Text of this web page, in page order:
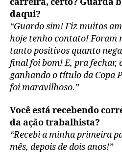
daqui?
“Guardo sim! Fiz muitos
hoje tenho contato! Foram
tanto positivos quanto
final foi bom! E, pra fechar,
ganhando o título da Copa
foi maravilhoso.”
Você está recebendo
da ação trabalhista?
“Recebi a minha primeira
mês, depois de dois anos!”